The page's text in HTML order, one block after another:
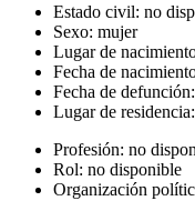
Estado civil: no
Sexo: mujer
Lugar de
Fecha de
Fecha de defunción:
Lugar de residencia:
Profesión: no
Rol: no disponible
Organización